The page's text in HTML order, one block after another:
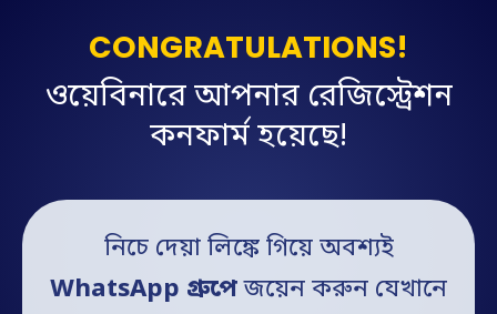
CONGRATULATIONS!
ওয়েবিনারে আপনার রেজিস্ট্রেশন
কনফার্ম হয়েছে!
নিচে দেয়া লিঙ্কে গিয়ে অবশ্যই
WhatsApp গ্রুপেজয়েন করুন যেখানে